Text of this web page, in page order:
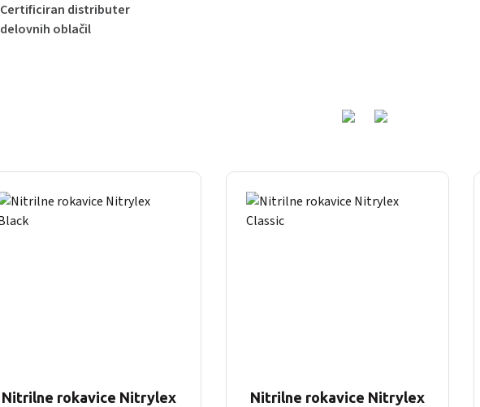
Certificiran distributer
delovnih oblačil
Nitrilne rokavice Nitrylex
Nitrilne rokavice Nitrylex